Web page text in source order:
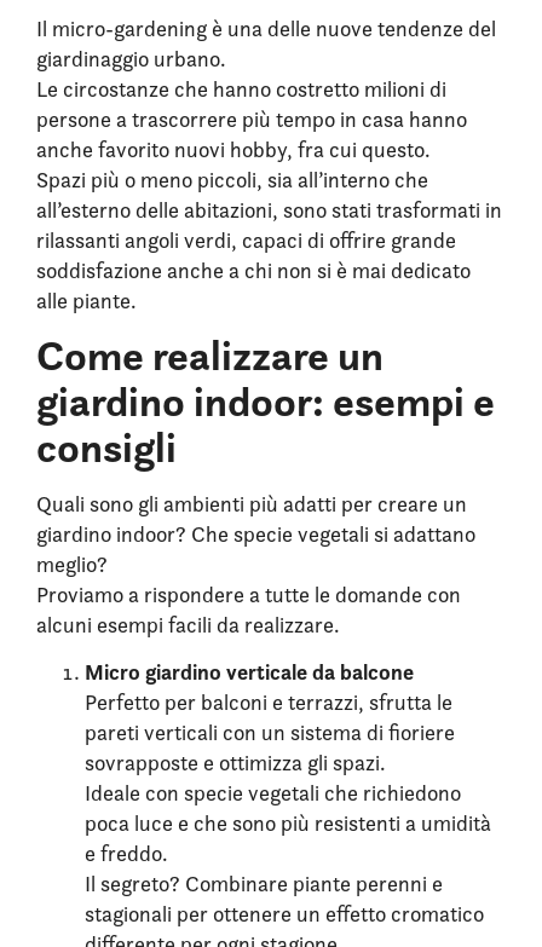
Il micro-gardening è una delle nuove tendenze del
giardinaggio urbano.
Le circostanze che hanno costretto milioni di
persone a trascorrere più tempo in casa hanno
anche favorito nuovi hobby, fra cui questo.
Spazi più o meno piccoli, sia all’interno che
all’esterno delle abitazioni, sono stati trasformati in
rilassanti angoli verdi, capaci di offrire grande
soddisfazione anche a chi non si è mai dedicato
alle piante.
Come realizzare un
giardino indoor: esempi e
consigli
Quali sono gli ambienti più adatti per creare un
giardino indoor? Che specie vegetali si adattano
meglio?
Proviamo a rispondere a tutte le domande con
alcuni esempi facili da realizzare.
Micro giardino verticale da balcone
Perfetto per balconi e terrazzi, sfrutta le
pareti verticali con un sistema di fioriere
sovrapposte e ottimizza gli spazi.
Ideale con specie vegetali che richiedono
poca luce e che sono più resistenti a umidità
e freddo.
Il segreto? Combinare piante perenni e
stagionali per ottenere un effetto cromatico